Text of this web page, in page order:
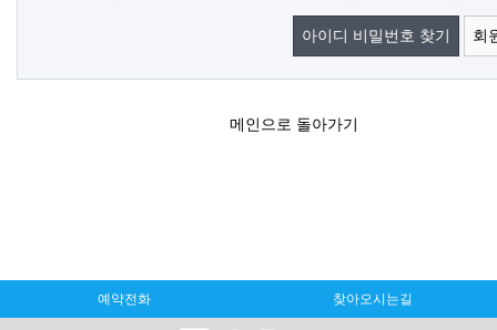
아이디 비밀번호 찾기 회
메인으로 돌아가기
예약전화 찾아오시는길